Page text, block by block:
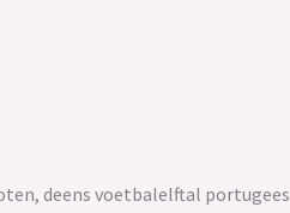
deens voetbalelftal portugees